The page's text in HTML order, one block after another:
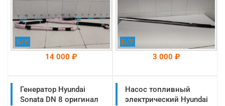
Б/У
14 000 ₽
На складе: Раменское
-->
Б/У
3 000 ₽
На складе: Раменское
-->
Генератор Hyundai
Sonata DN 8 оригинал
Насос топливный
электрический Hyundai